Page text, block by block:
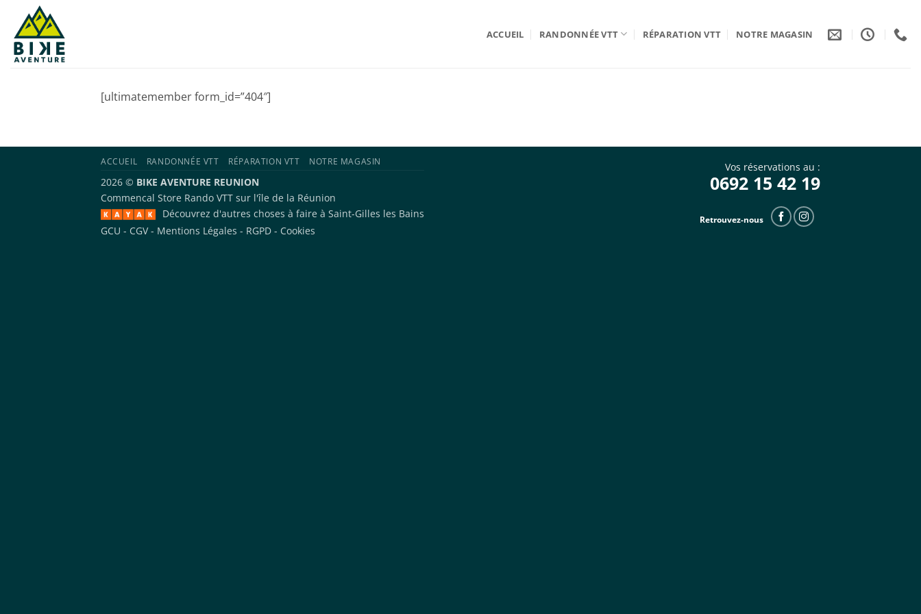
content
ACCUEIL RANDONNÉE VTT RÉPARATION VTT NOTRE MAGASIN
[ultimatemember form_id=”404″]
Vos réservations au :
0692 15 42 19
Retrouvez-nous
ACCUEIL RANDONNÉE VTT RÉPARATION VTT NOTRE MAGASIN
2026 © BIKE AVENTURE REUNION
Commencal Store Rando VTT sur l'île de la Réunion
Découvrez d'autres choses à faire à Saint-Gilles les Bains
GCU - CGV- Mentions Légales - RGPD - Cookies